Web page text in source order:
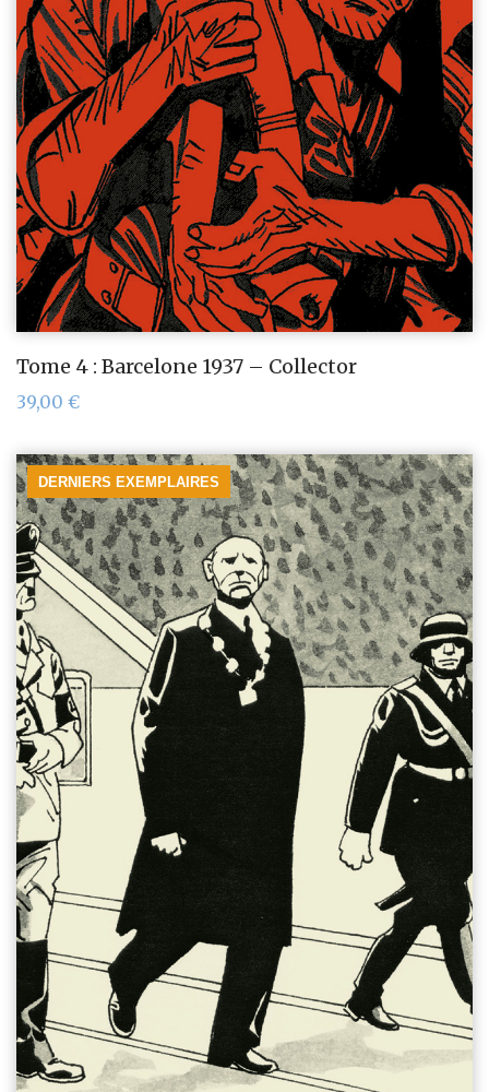
Tome 4 : Barcelone 1937 – Collector
39,00 €
DERNIERS EXEMPLAIRES